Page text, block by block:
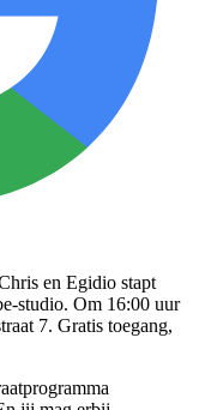
en Egidio stapt
studio. Om 16:00 uur
7. Gratis toegang,